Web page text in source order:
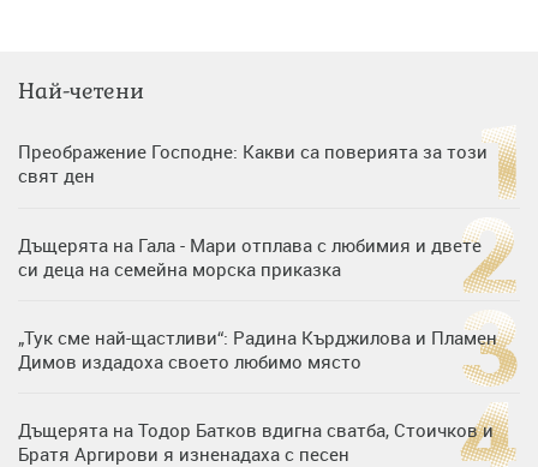
Най-четени
Преображение Господне: Какви са поверията за този
свят ден
Дъщерята на Гала - Мари отплава с любимия и двете
си деца на семейна морска приказка
„Тук сме най-щастливи“: Радина Кърджилова и Пламен
Димов издадоха своето любимо място
Дъщерята на Тодор Батков вдигна сватба, Стоичков и
Братя Аргирови я изненадаха с песен